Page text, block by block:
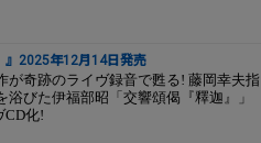
』2025年12月14日発売
が奇跡のライヴ録音で甦る! 藤岡幸夫指
びた伊福部昭「交響頌偈『釋迦』」
CD化!